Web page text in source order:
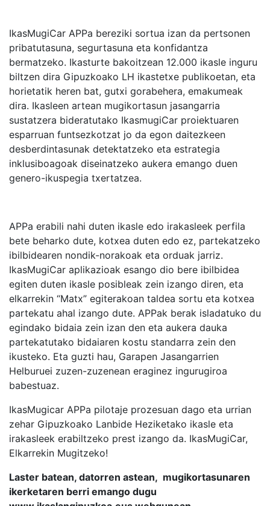
IkasMugiCar APPa bereziki sortua izan da pertsonen
pribatutasuna, segurtasuna eta konfidantza
bermatzeko. Ikasturte bakoitzean 12.000 ikasle inguru
biltzen dira Gipuzkoako LH ikastetxe publikoetan, eta
horietatik heren bat, gutxi gorabehera, emakumeak
dira. Ikasleen artean mugikortasun jasangarria
sustatzera bideratutako IkasmugiCar proiektuaren
esparruan funtsezkotzat jo da egon daitezkeen
desberdintasunak detektatzeko eta estrategia
inklusiboagoak diseinatzeko aukera emango duen
genero-ikuspegia txertatzea.
APPa erabili nahi duten ikasle edo irakasleek perfila
bete beharko dute, kotxea duten edo ez, partekatzeko
ibilbidearen nondik-norakoak eta orduak jarriz.
IkasMugiCar aplikazioak esango dio bere ibilbidea
egiten duten ikasle posibleak zein izango diren, eta
elkarrekin “Matx” egiterakoan taldea sortu eta kotxea
partekatu ahal izango dute. APPak berak isladatuko du
egindako bidaia zein izan den eta aukera dauka
partekatutako bidaiaren kostu standarra zein den
ikusteko. Eta guzti hau, Garapen Jasangarrien
Helburuei zuzen-zuzenean eraginez ingurugiroa
babestuaz.
IkasMugicar APPa pilotaje prozesuan dago eta urrian
zehar Gipuzkoako Lanbide Heziketako ikasle eta
irakasleek erabiltzeko prest izango da. IkasMugiCar,
Elkarrekin Mugitzeko!
Laster batean, datorren astean, mugikortasunaren
ikerketaren berri emango dugu